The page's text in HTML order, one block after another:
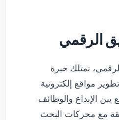
الرقمي
نمتلك خبرة
مواقع إلكترونية
الإبداع والوظائف
مع محركات البحث